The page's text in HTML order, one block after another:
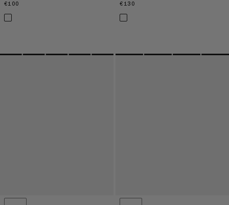
€100 €130